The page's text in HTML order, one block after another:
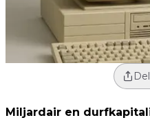
Miljardair en